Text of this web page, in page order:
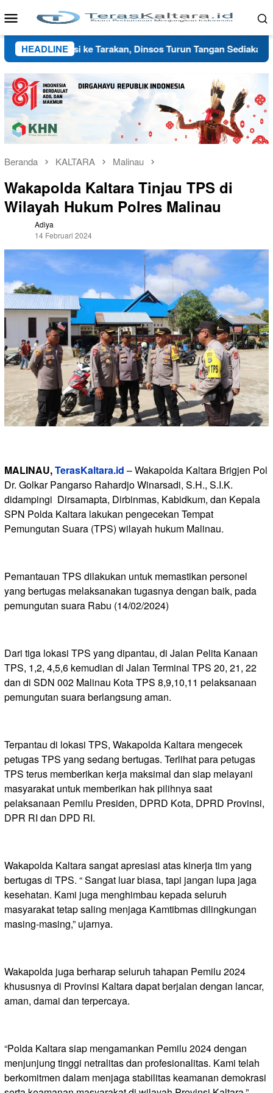
ke
Menu
Mobile
HEADLINE
ke Tarakan, Dinsos Turun Tangan Sediakan Shelter
Beranda KALTARA Malinau
Wakapolda Kaltara Tinjau TPS di
Wilayah Hukum Polres Malinau
Adiya
14 Februari 2024
MALINAU,TerasKaltara.id – Wakapolda Kaltara Brigjen Pol
Dr. Golkar Pangarso Rahardjo Winarsadi, S.H., S.I.K.
didampingi Dirsamapta, Dirbinmas, Kabidkum, dan Kepala
SPN Polda Kaltara lakukan pengecekan Tempat
Pemungutan Suara (TPS) wilayah hukum Malinau.
Pemantauan TPS dilakukan untuk memastikan personel
yang bertugas melaksanakan tugasnya dengan baik, pada
pemungutan suara Rabu (14/02/2024)
Dari tiga lokasi TPS yang dipantau, di Jalan Pelita Kanaan
TPS, 1,2, 4,5,6 kemudian di Jalan Terminal TPS 20, 21, 22
dan di SDN 002 Malinau Kota TPS 8,9,10,11 pelaksanaan
pemungutan suara berlangsung aman.
Terpantau di lokasi TPS, Wakapolda Kaltara mengecek
petugas TPS yang sedang bertugas. Terlihat para petugas
TPS terus memberikan kerja maksimal dan siap melayani
masyarakat untuk memberikan hak pilihnya saat
pelaksanaan Pemilu Presiden, DPRD Kota, DPRD Provinsi,
DPR RI dan DPD RI.
Wakapolda Kaltara sangat apresiasi atas kinerja tim yang
bertugas di TPS. “ Sangat luar biasa, tapi jangan lupa jaga
kesehatan. Kami juga menghimbau kepada seluruh
masyarakat tetap saling menjaga Kamtibmas dilingkungan
masing-masing,” ujarnya.
Wakapolda juga berharap seluruh tahapan Pemilu 2024
khususnya di Provinsi Kaltara dapat berjalan dengan lancar,
aman, damai dan terpercaya.
“Polda Kaltara siap mengamankan Pemilu 2024 dengan
menjunjung tinggi netralitas dan profesionalitas. Kami telah
berkomitmen dalam menjaga stabilitas keamanan demokrasi